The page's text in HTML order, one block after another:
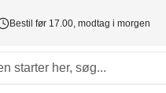
Bestil før 17.00, modtag i morgen